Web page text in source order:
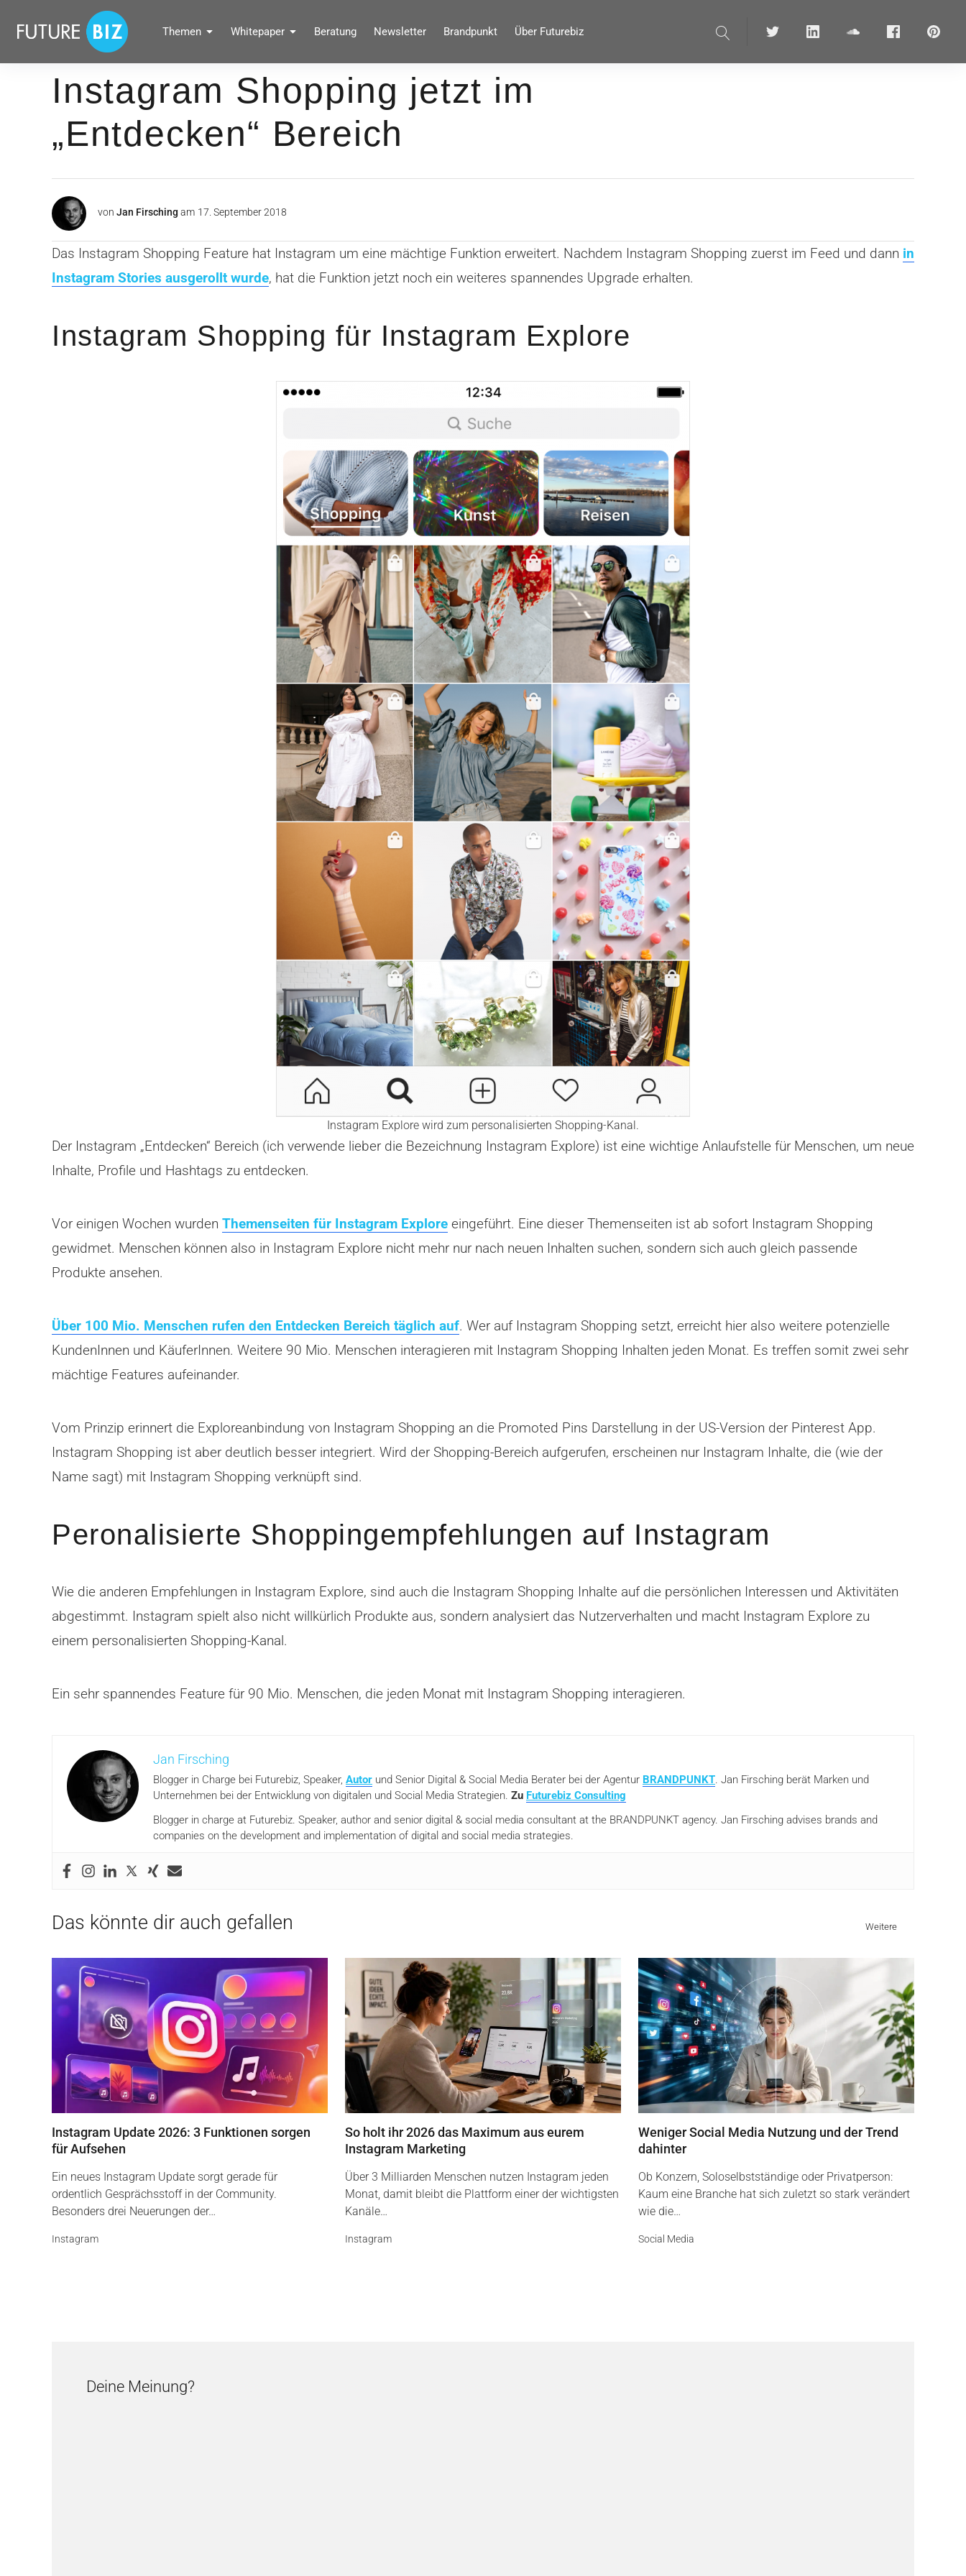
überspringen
FUTUREBIZ
Social Media Marketing Blog für Unternehmen by BRANDPUNKT
Themen Whitepaper Beratung Newsletter Brandpunkt Über Futurebiz
Suche Twitter linkedin soundcloudFacebook
Instagram Shopping jetzt im
„Entdecken“ Bereich
von Jan Firsching am 17. September 2018
Das Instagram Shopping Feature hat Instagram um eine mächtige Funktion erweitert. Nachdem Instagram Shopping zuerst im Feed und dann in
Instagram Stories ausgerollt wurde, hat die Funktion jetzt noch ein weiteres spannendes Upgrade erhalten.
Instagram Shopping für Instagram Explore
Instagram Explore wird zum personalisierten Shopping-Kanal.
Der Instagram „Entdecken“ Bereich (ich verwende lieber die Bezeichnung Instagram Explore) ist eine wichtige Anlaufstelle für Menschen, um neue
Inhalte, Profile und Hashtags zu entdecken.
Vor einigen Wochen wurden Themenseiten für Instagram Explore eingeführt. Eine dieser Themenseiten ist ab sofort Instagram Shopping
gewidmet. Menschen können also in Instagram Explore nicht mehr nur nach neuen Inhalten suchen, sondern sich auch gleich passende
Produkte ansehen.
Über 100 Mio. Menschen rufen den Entdecken Bereich täglich auf. Wer auf Instagram Shopping setzt, erreicht hier also weitere potenzielle
KundenInnen und KäuferInnen. Weitere 90 Mio. Menschen interagieren mit Instagram Shopping Inhalten jeden Monat. Es treffen somit zwei sehr
mächtige Features aufeinander.
Vom Prinzip erinnert die Exploreanbindung von Instagram Shopping an die Promoted Pins Darstellung in der US-Version der Pinterest App.
Instagram Shopping ist aber deutlich besser integriert. Wird der Shopping-Bereich aufgerufen, erscheinen nur Instagram Inhalte, die (wie der
Name sagt) mit Instagram Shopping verknüpft sind.
Peronalisierte Shoppingempfehlungen auf Instagram
Wie die anderen Empfehlungen in Instagram Explore, sind auch die Instagram Shopping Inhalte auf die persönlichen Interessen und Aktivitäten
abgestimmt. Instagram spielt also nicht willkürlich Produkte aus, sondern analysiert das Nutzerverhalten und macht Instagram Explore zu
einem personalisierten Shopping-Kanal.
Ein sehr spannendes Feature für 90 Mio. Menschen, die jeden Monat mit Instagram Shopping interagieren.
Jan Firsching
Blogger in Charge bei Futurebiz, Speaker, Autor und Senior Digital & Social Media Berater bei der Agentur BRANDPUNKT. Jan Firsching berät Marken und
Unternehmen bei der Entwicklung von digitalen und Social Media Strategien. Zu Futurebiz Consulting
Blogger in charge at Futurebiz. Speaker, author and senior digital & social media consultant at the BRANDPUNKT agency. Jan Firsching advises brands and
companies on the development and implementation of digital and social media strategies.
Das könnte dir auch gefallen Weitere
Instagram Update 2026: 3 Funktionen sorgen
für Aufsehen
Ein neues Instagram Update sorgt gerade für
ordentlich Gesprächsstoff in der Community.
Besonders drei Neuerungen der…
Instagram
So holt ihr 2026 das Maximum aus eurem
Instagram Marketing
Über 3 Milliarden Menschen nutzen Instagram jeden
Monat, damit bleibt die Plattform einer der wichtigsten
Kanäle…
Instagram
Weniger Social Media Nutzung und der Trend
dahinter
Ob Konzern, Soloselbstständige oder Privatperson:
Kaum eine Branche hat sich zuletzt so stark verändert
wie die…
Social Media
Deine Meinung?